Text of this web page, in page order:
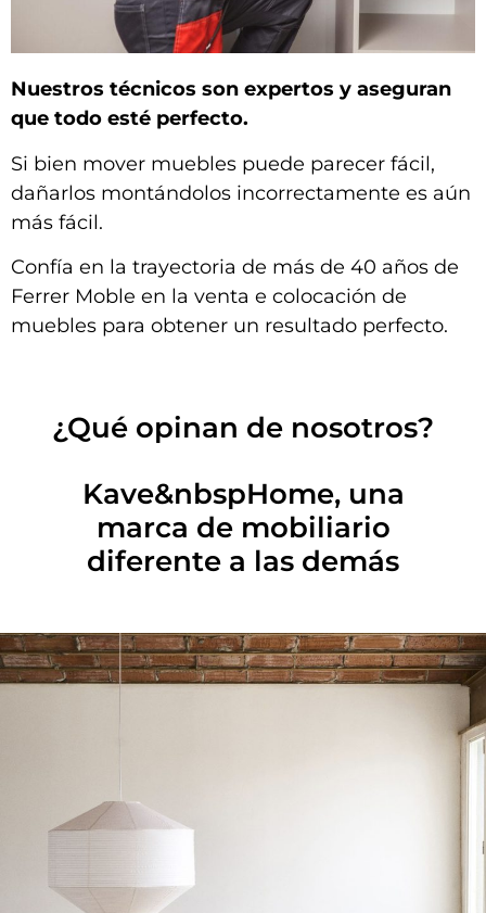
Nuestros técnicos son expertos y aseguran
que todo esté perfecto.
Si bien mover muebles puede parecer fácil,
dañarlos montándolos incorrectamente es aún
más fácil.
Confía en la trayectoria de más de 40 años de
Ferrer Moble en la venta e colocación de
muebles para obtener un resultado perfecto.
¿Qué opinan de nosotros?
Kave&nbspHome, una
marca de mobiliario
diferente a las demás